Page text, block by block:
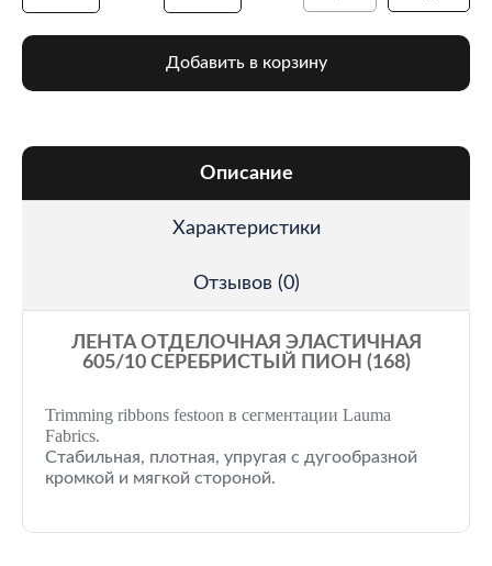
Добавить в корзину
Описание
Характеристики
Отзывов (0)
ЛЕНТА ОТДЕЛОЧНАЯ ЭЛАСТИЧНАЯ
605/10 СЕРЕБРИСТЫЙ ПИОН (168)
Trimming ribbons festoon в сегментации Lauma
Fabrics.
Стабильная, плотная, упругая с дугообразной
кромкой и мягкой стороной.